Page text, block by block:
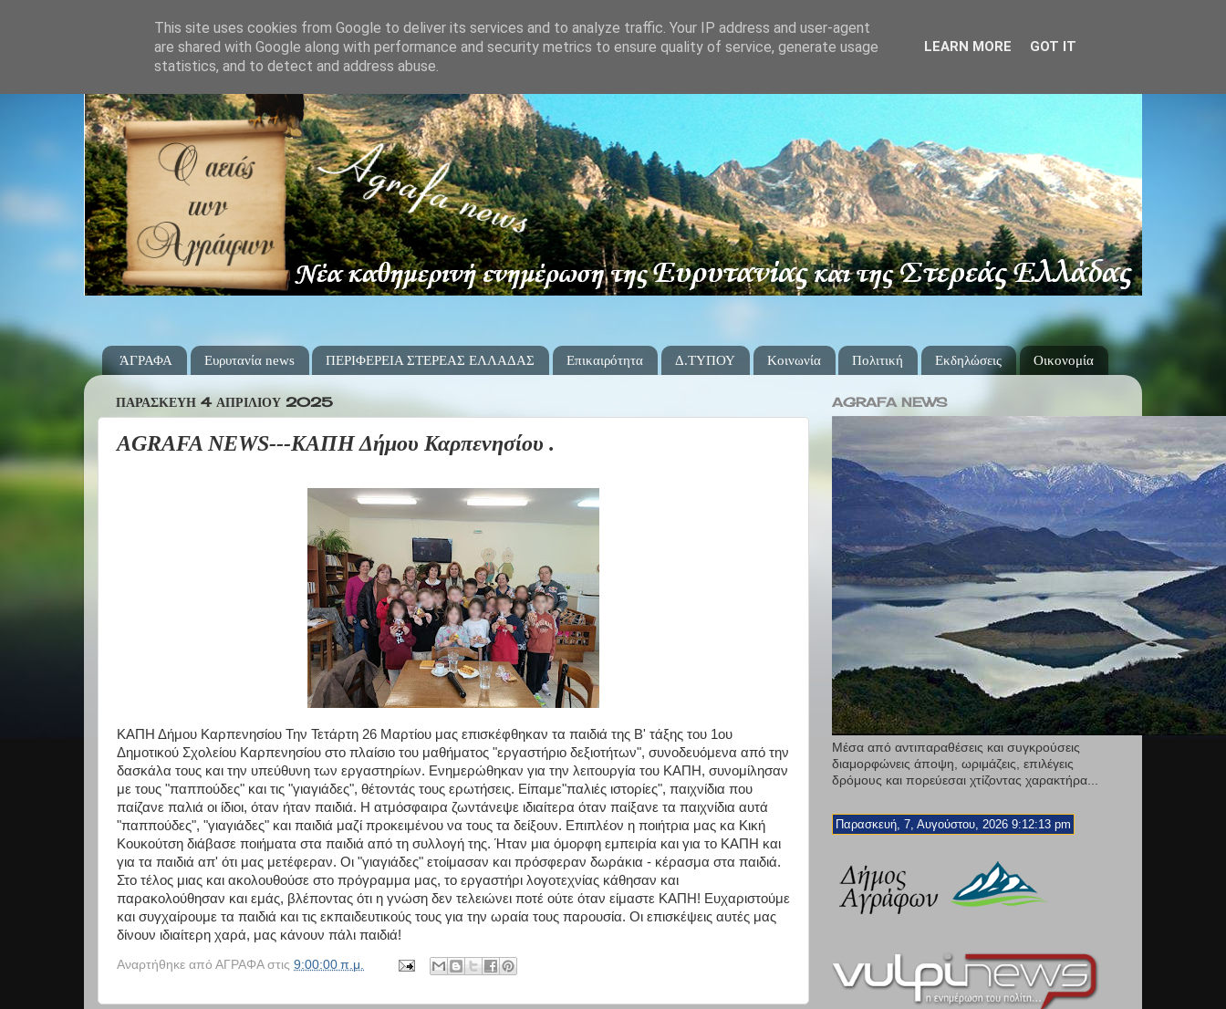
ΆΓΡΑΦΑ Ευρυτανία news ΠΕΡΙΦΕΡΕΙΑ ΣΤΕΡΕΑΣ ΕΛΛΑΔΑΣ Επικαιρότητα Δ.ΤΥΠΟΥ Κοινωνία Πολιτική Εκδηλώσεις Οικονομία
ΠΑΡΑΣΚΕΥΉ 4 ΑΠΡΙΛΊΟΥ 2025
AGRAFA NEWS---ΚΑΠΗ Δήμου Καρπενησίου .
ΚΑΠΗ Δήμου Καρπενησίου Την Τετάρτη 26 Μαρτίου μας επισκέφθηκαν τα παιδιά της Β' τάξης του 1ου
Δημοτικού Σχολείου Καρπενησίου στο πλαίσιο του μαθήματος "εργαστήριο δεξιοτήτων", συνοδευόμενα από την
δασκάλα τους και την υπεύθυνη των εργαστηρίων. Ενημερώθηκαν για την λειτουργία του ΚΑΠΗ, συνομίλησαν
με τους "παππούδες" και τις "γιαγιάδες", θέτοντάς τους ερωτήσεις. Είπαμε"παλιές ιστορίες", παιχνίδια που
παίζανε παλιά οι ίδιοι, όταν ήταν παιδιά. Η ατμόσφαιρα ζωντάνεψε ιδιαίτερα όταν παίξανε τα παιχνίδια αυτά
"παππούδες", "γιαγιάδες" και παιδιά μαζί προκειμένου να τους τα δείξουν. Επιπλέον η ποιήτρια μας κα Κική
Κουκούτση διάβασε ποιήματα στα παιδιά από τη συλλογή της. Ήταν μια όμορφη εμπειρία και για το ΚΑΠΗ και
για τα παιδιά απ' ότι μας μετέφεραν. Οι "γιαγιάδες" ετοίμασαν και πρόσφεραν δωράκια - κέρασμα στα παιδιά.
Στο τέλος μιας και ακολουθούσε στο πρόγραμμα μας, το εργαστήρι λογοτεχνίας κάθησαν και
παρακολούθησαν και εμάς, βλέποντας ότι η γνώση δεν τελειώνει ποτέ ούτε όταν είμαστε ΚΑΠΗ! Ευχαριστούμε
και συγχαίρουμε τα παιδιά και τις εκπαιδευτικούς τους για την ωραία τους παρουσία. Οι επισκέψεις αυτές μας
δίνουν ιδιαίτερη χαρά, μας κάνουν πάλι παιδιά!
Αναρτήθηκε από ΑΓΡΑΦΑ στις 9:00:00 π.μ.
AGRAFA NEWS
Μέσα από αντιπαραθέσεις και συγκρούσεις
διαμορφώνεις άποψη, ωριμάζεις, επιλέγεις
δρόμους και πορεύεσαι χτίζοντας χαρακτήρα...
Παρασκευή, 7, Αυγούστου, 2026 9:12:15 pm
This site uses cookies from Google to deliver its services and to analyze traffic. Your IP address and user-agent
are shared with Google along with performance and security metrics to ensure quality of service, generate usage
statistics, and to detect and address abuse.
LEARN MORE GOT IT